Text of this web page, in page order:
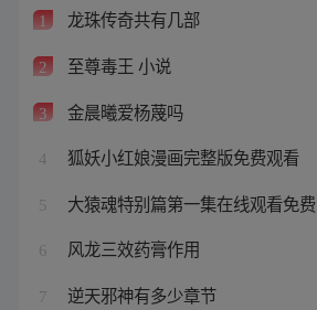
1 龙珠传奇共有几部
2 至尊毒王 小说
3 金晨曦爱杨蔑吗
4 狐妖小红娘漫画完整版免费观看
5 大猿魂特别篇第一集在线观看免费
6 风龙三效药膏作用
7 逆天邪神有多少章节